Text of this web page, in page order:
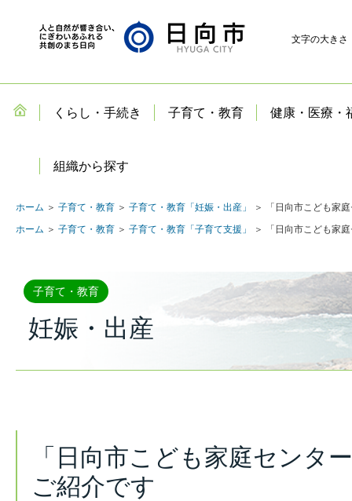
文字の大きさ
くらし・手続き 子育て・教育 健康・医療・
組織から探す
ホーム ＞ 子育て・教育 ＞ 子育て・教育「妊娠・出産」
＞ 「日向市こども家
ホーム ＞ 子育て・教育 ＞ 子育て・教育「子育て支援」 ＞ 「日向市こども家
子育て・教育
妊娠・出産
「日向市こども家庭センタ
ご紹介です